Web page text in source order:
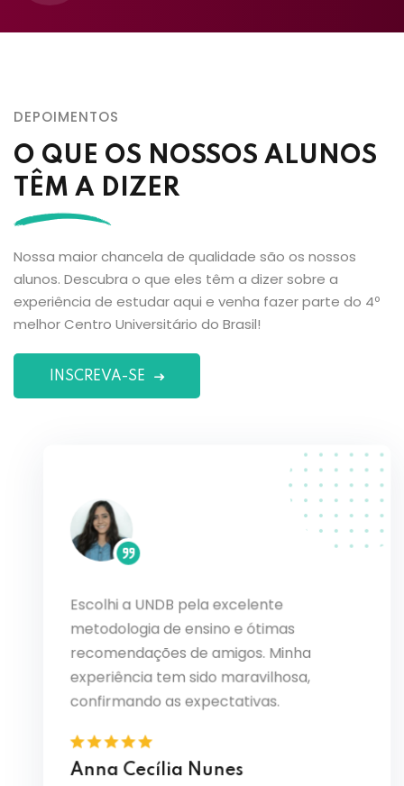
DEPOIMENTOS
O QUE OS NOSSOS ALUNOS
TÊM A DIZER
Nossa maior chancela de qualidade são os nossos
alunos. Descubra o que eles têm a dizer sobre a
experiência de estudar aqui e venha fazer parte do 4º
melhor Centro Universitário do Brasil!
INSCREVA-SE
Escolhi a UNDB pela excelente
metodologia de ensino e ótimas
recomendações de amigos. Minha
experiência tem sido maravilhosa,
confirmando as expectativas.
Anna Cecília Nunes